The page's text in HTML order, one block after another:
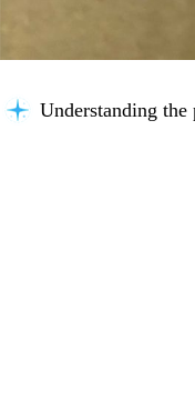
Building context...